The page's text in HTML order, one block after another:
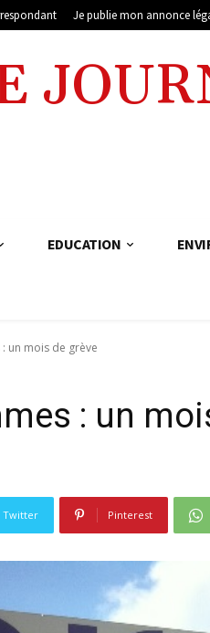
Je publie mon annonce
EDUCATION
un mois de grève
: un
Twitter Pinterest